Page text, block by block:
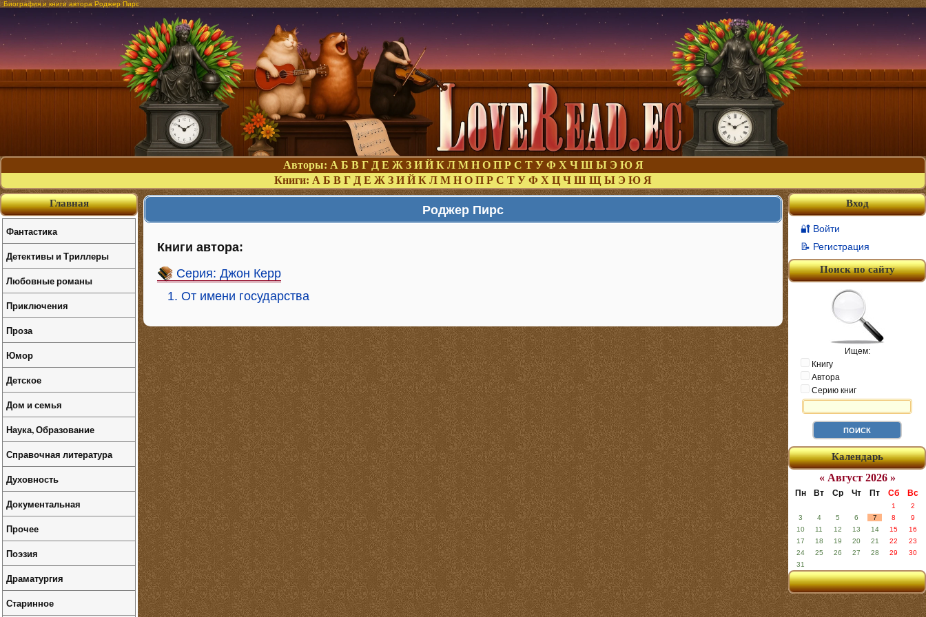
Биография и книги автора Роджер Пирс
Авторы: А Б В Г Д Е Ж З И Й К Л М Н О П Р С Т У Ф Х Ч Ш Ы Э Ю Я
Книги: А Б В Г Д Е Ж З И Й К Л М Н О П Р С Т У Ф Х Ц Ч Ш Щ Ы Э Ю Я
Роджер Пирс
Книги автора:
Серия: Джон Керр
1. От имени государства
Вход
🔐 Войти
📝 Регистрация
Поиск по сайту
Ищем:
Книгу
Автора
Серию книг
Календарь
« Август 2026 »
Пн Вт Ср Чт Пт Сб Вс
1
2
3
4 5 6 7 8
9
10
11 12 13 14 15
16
17
18 19 20 21 22
23
24
25 26 27 28 29
30
31
Главная
Фантастика
Детективы и Триллеры
Любовные романы
Приключения
Проза
Юмор
Детское
Дом и семья
Наука, Образование
Справочная литература
Духовность
Документальная
Прочее
Поэзия
Драматургия
Старинное